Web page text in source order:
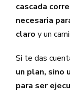
cascada
necesaria
claro y un
Si te das
un plan, sino
para ser